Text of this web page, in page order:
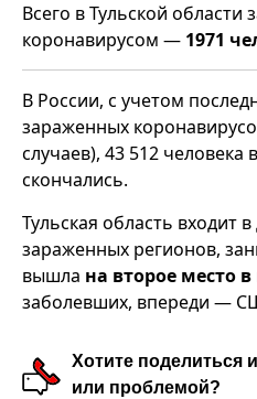
Всего в Тульской области
коронавирусом — 1971
В России, с учетом
зараженных
случаев), 43 512
скончались.
Тульская область входит
зараженных регионов,
вышла на второе место
заболевших, впереди —
Хотите поделиться
или проблемой?